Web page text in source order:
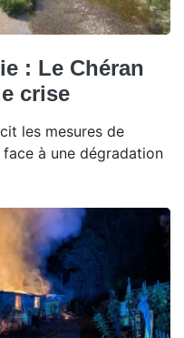
: Le Chéran
crise
les mesures de
face à une dégradation